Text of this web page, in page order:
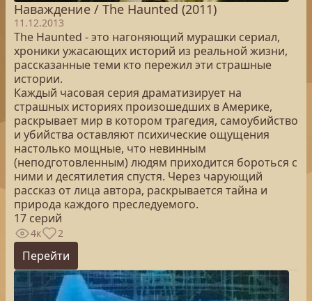
Наваждение / The Haunted (2011)
11.12.2013
The Haunted - это нагоняющий мурашки сериал,
хроники ужасающих историй из реальной жизни,
рассказанные теми кто пережил эти страшные
истории.
Каждый часовая серия драматизирует на
страшных историях произошедших в Америке,
раскрывает мир в котором трагедия, самоубийство
и убийства оставляют психические ощущения
настолько мощные, что невинным
(неподготовленным) людям приходится бороться с
ними и десятилетия спустя. Через чарующий
рассказ от лица автора, раскрывается тайна и
природа каждого преследуемого.
17 серий
4к 2
Перейти